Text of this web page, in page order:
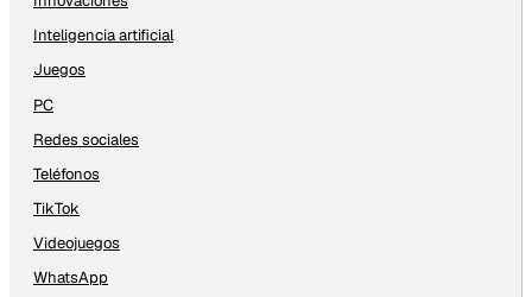
Inteligencia artificial
Juegos
PC
Redes sociales
Teléfonos
TikTok
Videojuegos
WhatsApp